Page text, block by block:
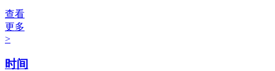
查看
更多
>
时间